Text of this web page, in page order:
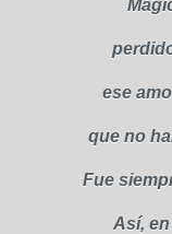
ese
que no
Fue
Así,